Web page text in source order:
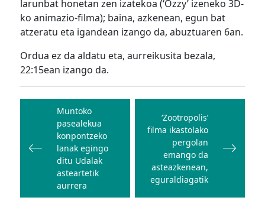
larunbat honetan zen izatekoa (‘Ozzy’ izeneko 3D-
ko animazio-filma); baina, azkenean, egun bat
atzeratu eta igandean izango da, abuztuaren 6an.
Ordua ez da aldatu eta, aurreikusita bezala,
22:15ean izango da.
Bidalketetan
zehar
nabigatu
Muntoko
pasealekua
konpontzeko
lanak egingo
ditu Udalak
asteartetik
aurrera
‘Zootropolis’
filma ikastolako
pergolan
emango da
asteazkenean,
eguraldiagatik